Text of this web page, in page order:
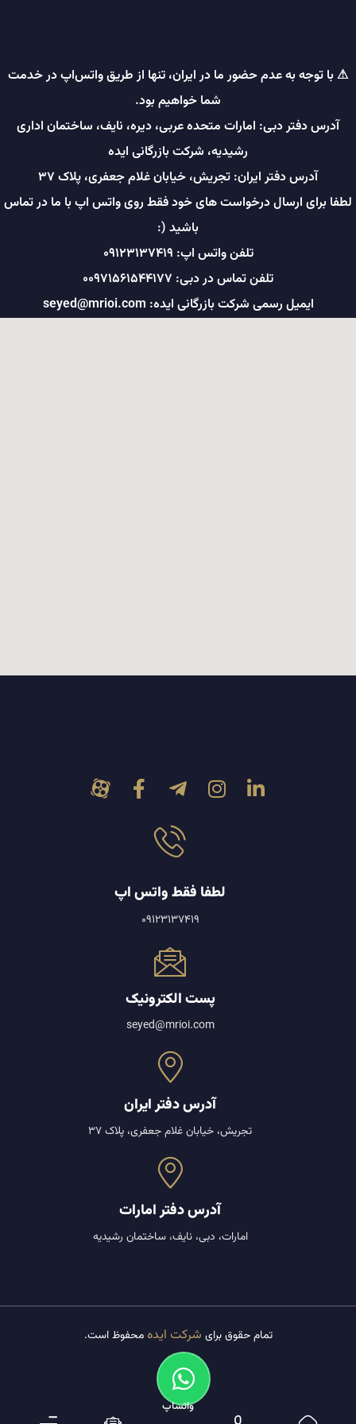
⚠ با توجه به عدم حضور ما در ایران، تنها از طریق واتس‌اپ در خدمت
شما خواهیم بود.
آدرس دفتر دبی: امارات متحده عربی، دیره، نایف، ساختمان اداری
رشیدیه، شرکت بازرگانی ایده
آدرس دفتر ایران: تجریش، خیابان غلام جعفری، پلاک ۳۷
لطفا برای ارسال درخواست های خود فقط روی واتس اپ با ما در تماس
باشید (:
تلفن واتس اپ: ۰۹۱۲۳۱۳۷۴۱۹
تلفن تماس در دبی: ۰۰۹۷۱۵۶۱۵۴۴۱۷۷
ایمیل رسمی شرکت بازرگانی ایده: seyed@mrioi.com
لطفا فقط واتس اپ
09123137419
پست الکترونیک
seyed@mrioi.com
آدرس دفتر ایران
تجریش، خیابان غلام جعفری، پلاک 37
آدرس دفتر امارات
امارات، دبی، نایف، ساختمان رشیدیه
تمام حقوق برای شرکت ایدهمحفوظ است.
واتساپ